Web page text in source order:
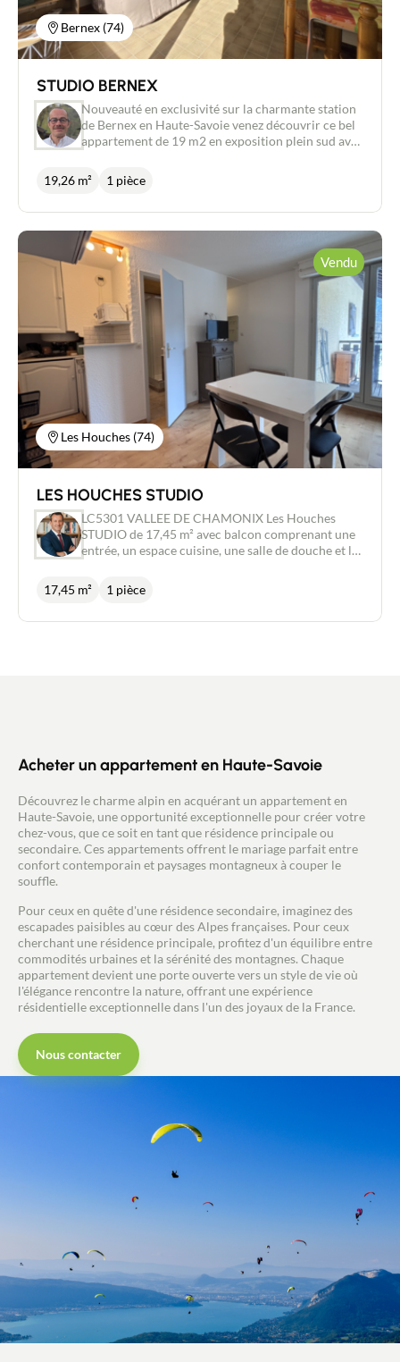
Bernex (74)
STUDIO BERNEX
Nouveauté en exclusivité sur la charmante station
de Bernex en Haute-Savoie venez découvrir ce bel
appartement de 19 m2 en exposition plein sud avec
ski celui-ci comprend une entrée avec un coin
montagne une pièce principale avec une cuisine
pour compléter ce bien une place de parking
privative une cave et un casier à ski n'hésitez pas à
me contacter pour cette belle opportunité John
GADBY Immatriculé au Registre du Commerce et
des Sociétés SIREN : 752 049 783 , conseiller
indépendant en immobilier pour New Deal
Immobilier, 06.30.22.35.14/
j.gadby@newdealimmobilier.fr Les informations
sur les risques auxquels ce bien est exposé sont
disponibles sur le site Géorisques :
www.georisques.gouv.fr
19,26 m² 1 pièce
Les Houches (74)
Vendu
LES HOUCHES STUDIO
LC5301 VALLEE DE CHAMONIX Les Houches
STUDIO de 17,45 m² avec balcon comprenant une
entrée, un espace cuisine, une salle de douche et la
deuxième étage ce studio Idéalement situé dans
une copropriété avec piscine, un emplacement de
17,45 m² 1 pièce
Acheter un appartement en Haute-Savoie
Découvrez le charme alpin en acquérant un appartement en
Haute-Savoie, une opportunité exceptionnelle pour créer votre
chez-vous, que ce soit en tant que résidence principale ou
secondaire. Ces appartements offrent le mariage parfait entre
confort contemporain et paysages montagneux à couper le
souffle.
Pour ceux en quête d'une résidence secondaire, imaginez des
escapades paisibles au cœur des Alpes françaises. Pour ceux
cherchant une résidence principale, profitez d'un équilibre entre
commodités urbaines et la sérénité des montagnes. Chaque
appartement devient une porte ouverte vers un style de vie où
l'élégance rencontre la nature, offrant une expérience
résidentielle exceptionnelle dans l'un des joyaux de la France.
Nous contacter